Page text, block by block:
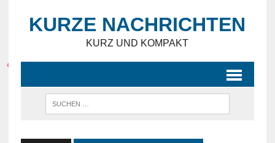
KURZE NACHRICHTEN
KURZ UND KOMPAKT